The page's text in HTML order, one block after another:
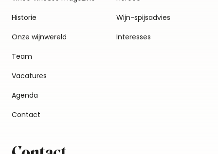
Historie
Onze wijnwereld
Team
Vacatures
Agenda
Contact
Wijn-spijsadvies
Interesses